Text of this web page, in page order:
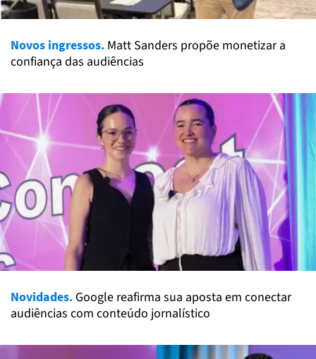
Novos ingressos. Matt Sanders propõe monetizar a
confiança das audiências
Novidades. Google reafirma sua aposta em conectar
audiências com conteúdo jornalístico